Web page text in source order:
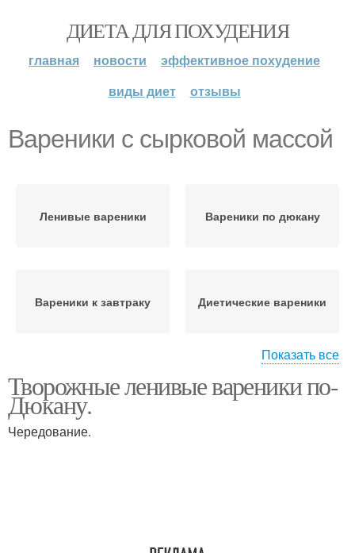
ДИЕТА ДЛЯ ПОХУДЕНИЯ
главная новости
эффективное похудение
виды диет
отзывы
Вареники с сырковой массой
Ленивые вареники Вареники по дюкану
Вареники к завтраку Диетические вареники
Вареники без муки
Показать все
Творожные ленивые вареники по-
Дюкану.
Чередование.